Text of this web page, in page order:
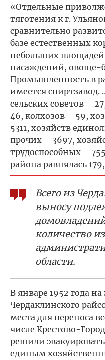
«Отдельные
тяготения к г.
сравнительно
базе естественных
небольших
насаждений, овоще-
Промышленность в
имеется спиртзавод.
сельских советов –
46, колхозов – 59,
5311, хозяйств
прочих – 3697,
трудоспособных –
района равнялась
Всего из
выносу
количество
области.
В январе 1952 года
Чердаклинского
места для переноса
числе Крестово-
решили
единым